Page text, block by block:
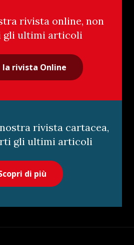
rivista online, non
gli ultimi articoli
la rivista Online
rivista cartacea,
gli ultimi articoli
di più